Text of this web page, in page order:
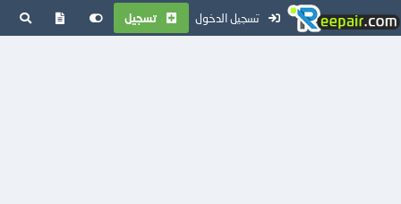
تسجيل الدخول تسجيل